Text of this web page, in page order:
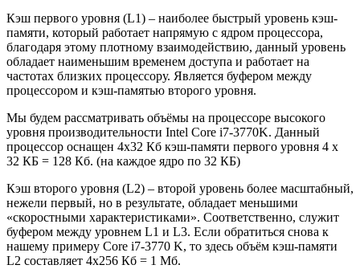
Кэш первого уровня (L1) – наиболее быстрый уровень кэш-
памяти, который работает напрямую с ядром процессора,
благодаря этому плотному взаимодействию, данный уровень
обладает наименьшим временем доступа и работает на
частотах близких процессору. Является буфером между
процессором и кэш-памятью второго уровня.
Мы будем рассматривать объёмы на процессоре высокого
уровня производительности Intel Core i7-3770K. Данный
процессор оснащен 4х32 Кб кэш-памяти первого уровня 4 x
32 КБ = 128 Кб. (на каждое ядро по 32 КБ)
Кэш второго уровня (L2) – второй уровень более масштабный,
нежели первый, но в результате, обладает меньшими
«скоростными характеристиками». Соответственно, служит
буфером между уровнем L1 и L3. Если обратиться снова к
нашему примеру Core i7-3770 K, то здесь объём кэш-памяти
L2 составляет 4х256 Кб = 1 Мб.